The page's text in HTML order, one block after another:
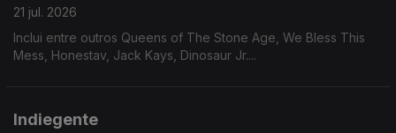
21 jul. 2026
Inclui entre outros Queens of The Stone Age, We Bless This
Mess, Honestav, Jack Kays, Dinosaur Jr....
Indiegente